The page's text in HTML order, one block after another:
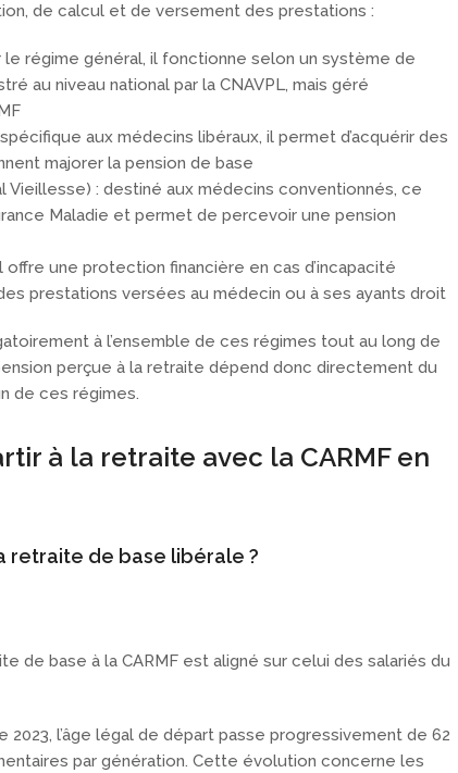
de calcul et de versement des prestations :
le régime général, il fonctionne selon un système de
au niveau national par la CNAVPL, mais géré
spécifique aux médecins libéraux, il permet d’acquérir des
majorer la pension de base
Vieillesse) : destiné aux médecins conventionnés, ce
Maladie et permet de percevoir une pension
offre une protection financière en cas d’incapacité
prestations versées au médecin ou à ses ayants droit
à l’ensemble de ces régimes tout au long de
perçue à la retraite dépend donc directement du
de ces régimes.
à la retraite avec la CARMF en
retraite de base libérale ?
de base à la CARMF est aligné sur celui des salariés du
l’âge légal de départ passe progressivement de 62
par génération. Cette évolution concerne les